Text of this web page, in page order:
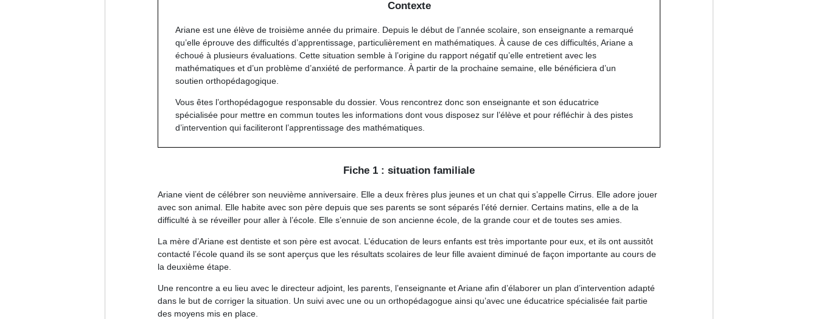
Contexte
Ariane est une élève de troisième année du primaire . Depuis le début de l’année scolaire, son enseignante a remarqué
qu’elle éprouve des difficultés d’apprentissage, particulièrement en mathématiques . À cause de ces difficultés, Ariane a
échoué à plusieurs évaluations . Cette situation semble à l’origine du rapport négatif qu’elle entretient avec les
mathématiques et d’un problème d’anxiété de performance. À partir de la prochaine semaine, elle bénéficiera d’un
soutien orthopédagogique
Vous êtes l’orthopédagogue responsable du dossier. Vous rencontrez donc son enseignante et son éducatrice
spécialisée pour mettre en commun toutes les informations dont vous disposez sur l’élève et pour réfléchir à des pistes
d’intervention qui faciliteront l’apprentissage des mathématiques.
Fiche 1 : situation familiale
Ariane vient de célébrer son neuvième anniversaire . Elle a deux frères plus jeunes et un chat qui s’appelle Cirrus. Elle adore jouer
avec son animal. Elle habite avec son père depuis que ses parents se sont séparés l’été dernier. Certains matins, elle a de la
difficulté à se réveiller pour aller à l’école. Elle s’ennuie de son ancienne école , de la grande cour et de toutes ses amies.
La mère d’Ariane est dentiste et son père est avocat. L’éducation de leurs enfants est très importante pour eux, et ils ont aussitôt
contacté l’école quand ils se sont aperçus que les résultats scolaires de leur fille avaient diminué de façon importante au cours de
la deuxième étape.
Une rencontre a eu lieu avec le directeur adjoint, les parents, l’enseignante et Ariane afin d’élaborer un plan d’intervention adapté
dans le but de corriger la situation. Un suivi avec une ou un orthopédagogue ainsi qu’avec une éducatrice spécialisée fait partie
des moyens mis en place.